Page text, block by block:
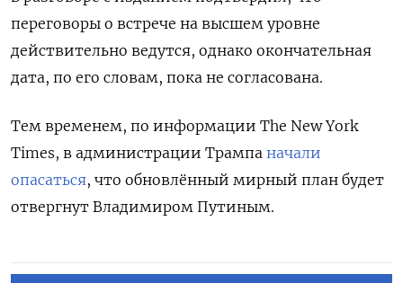
переговоры о встрече на высшем уровне
действительно ведутся, однако окончательная
дата, по его словам, пока не согласована.
Тем временем, по информации The New York
Times, в администрации Трампа начали
опасаться, что обновлённый мирный план будет
отвергнут Владимиром Путиным.